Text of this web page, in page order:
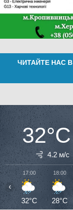
ЧИТАЙТЕ НАС В
32°C
4.2 м/с
17:00
32°C
18:00
28°C
‹